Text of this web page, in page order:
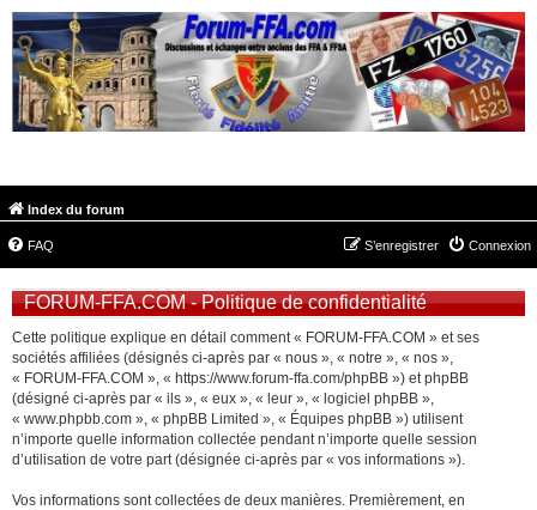
Index du forum
FAQ Connexion
S’enregistrer
FORUM-FFA.COM - Politique de confidentialité
Cette politique explique en détail comment « FORUM-FFA.COM » et ses
sociétés affiliées (désignés ci-après par « nous », « notre », « nos »,
« FORUM-FFA.COM », « https://www.forum-ffa.com/phpBB ») et phpBB
(désigné ci-après par « ils », « eux », « leur », « logiciel phpBB »,
« www.phpbb.com », « phpBB Limited », « Équipes phpBB ») utilisent
n’importe quelle information collectée pendant n’importe quelle session
d’utilisation de votre part (désignée ci-après par « vos informations »).
Vos informations sont collectées de deux manières. Premièrement, en